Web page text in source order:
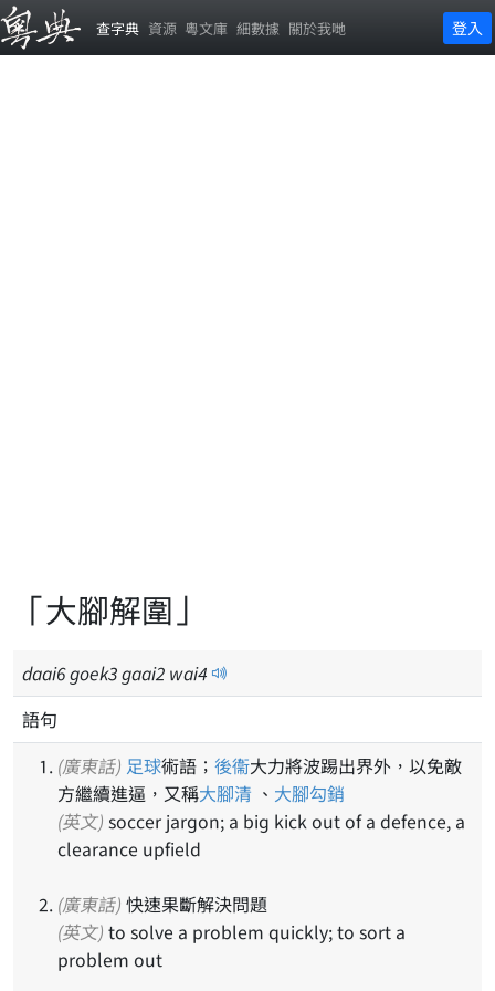
查字典 資源 粵文庫 細數據 關於我哋 登入
「大腳解圍」
daai6goek3gaai2 wai4
語句
(廣東話) 足球術語； 後衞大力將波踢出界外，以免敵
方繼續進逼，又稱大腳清 、 大腳勾銷
(英文) soccer jargon; a big kick out of a defence, a
clearance upfield
(廣東話) 快速果斷解決問題
(英文) to solve a problem quickly; to sort a
problem out